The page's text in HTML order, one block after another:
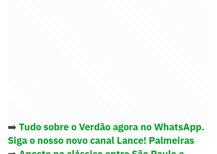
➡️ Tudo sobre o Verdão agora no WhatsApp.
Siga o nosso novo canal Lance! Palmeiras